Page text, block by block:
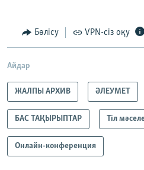
Бөлісу VPN-сіз оқу
Айдар
ЖАЛПЫ АРХИВ ӘЛЕУМЕТ
БАС ТАҚЫРЫПТАР Тіл
Онлайн-конференция